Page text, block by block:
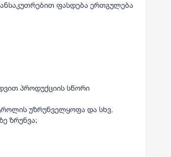
ფასდება ერთგულება
პროდუქციის სწორი
უზრუნველყოფა და სხვ.
ზრუნვა;